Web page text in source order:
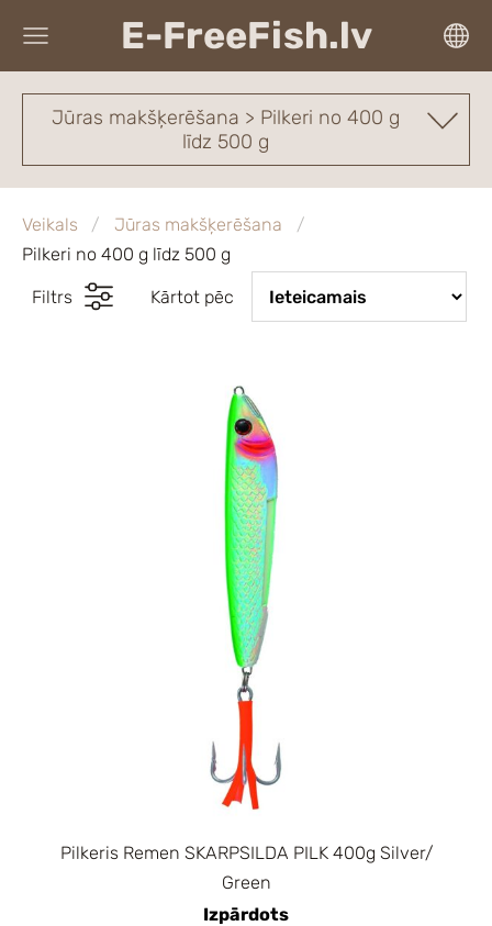
E-FreeFish.lv
Jūras makšķerēšana > Pilkeri no 400 g
līdz 500 g
Veikals
Jūras makšķerēšana
Pilkeri no 400 g līdz 500 g
Filtrs Kārtot pēc
Pilkeris Remen SKARPSILDA PILK 400g Silver/
Green
Izpārdots